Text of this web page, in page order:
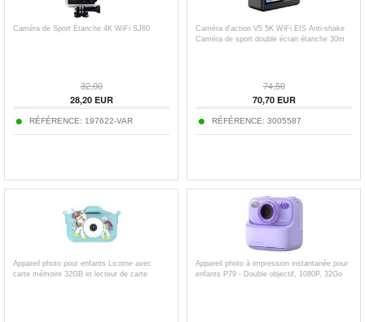
Caméra de Sport Étanche 4K WiFi SJ60
32,00
28,20EUR
RÉFÉRENCE: 197622-VAR
Caméra d'action V5 5K WiFi EIS Anti-shake
Caméra de sport double écran étanche 30m
74,50
70,70EUR
RÉFÉRENCE: 3005587
Appareil photo pour enfants Licorne avec
carte mémoire 32GB et lecteur de carte
Appareil photo à impression instantanée pour
enfants P79 - Double objectif, 1080P, 32Go